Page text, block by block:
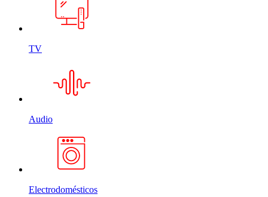
TV
Audio
Electrodomésticos